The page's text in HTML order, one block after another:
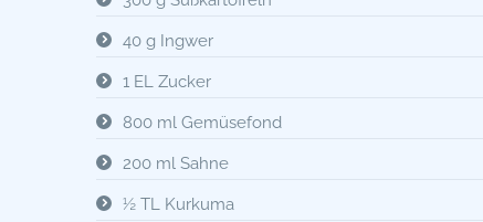
40 g Ingwer
1 EL Zucker
800 ml Gemüsefond
200 ml Sahne
½ TL Kurkuma